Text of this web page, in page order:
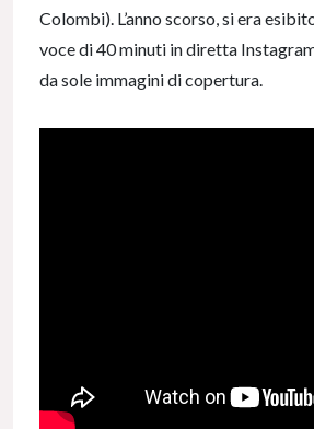
Colombi). L’anno scorso, si era
voce di 40 minuti in diretta
da sole immagini di copertura.